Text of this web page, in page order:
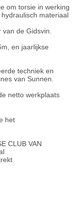
om torsie in werking
materiaal
van de Gidsvin.
en jaarlijkse
techniek en
van Sunnen.
netto werkplaats
het
CLUB VAN